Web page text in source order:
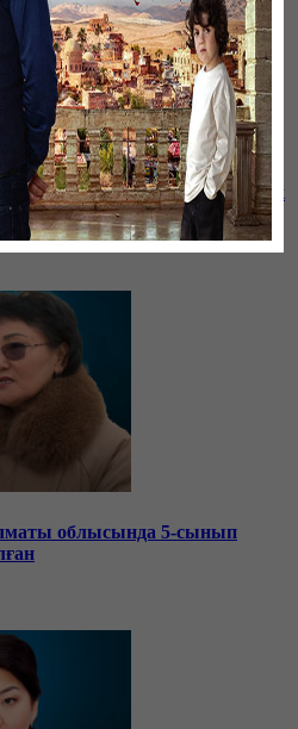
бір топ шымкенттік әкімдік
облысында 5-сынып